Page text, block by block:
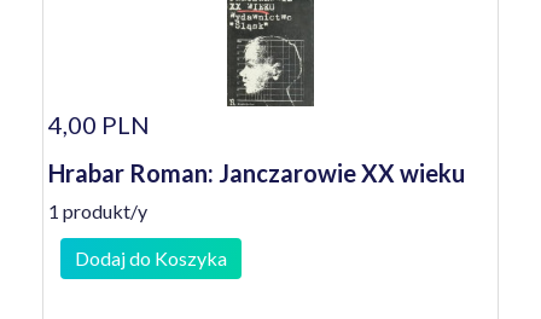
4,00 PLN
Hrabar Roman: Janczarowie XX wieku
1 produkt/y
Dodaj do Koszyka